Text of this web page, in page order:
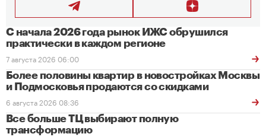
С начала 2026 года рынок ИЖС обрушился
практически в каждом регионе
7 августа 2026 06:00
Более половины квартир в новостройках Москвы
и Подмосковья продаются со скидками
6 августа 2026 08:36
Все больше ТЦ выбирают полную
трансформацию